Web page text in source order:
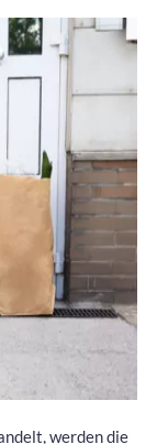
werden die